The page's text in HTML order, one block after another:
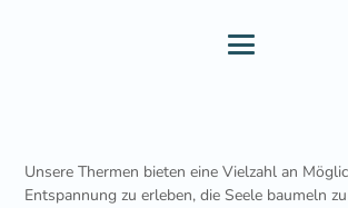
Unsere Thermen bieten eine Vielzahl an
Entspannung zu erleben, die Seele baumeln